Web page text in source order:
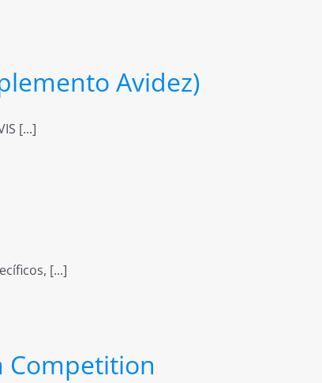
Avidez)
[...]
[...]
Competition